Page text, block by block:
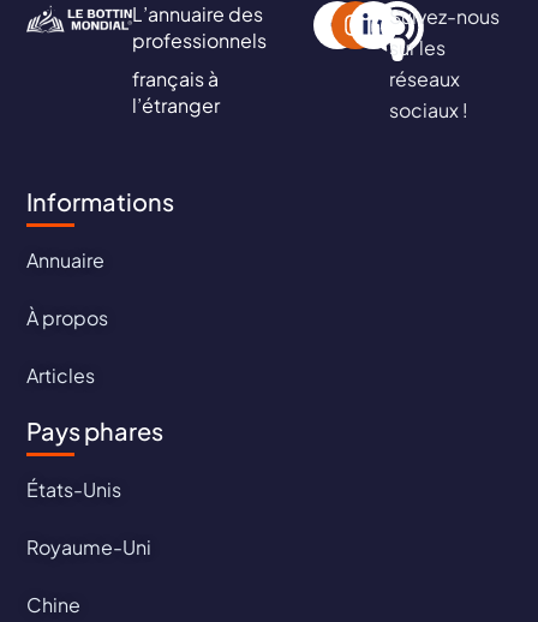
L’annuaire des
professionnels
français à
l’étranger
Suivez-nous
sur les
réseaux
sociaux !
Informations
Annuaire
À propos
Articles
Pays phares
États-Unis
Royaume-Uni
Chine